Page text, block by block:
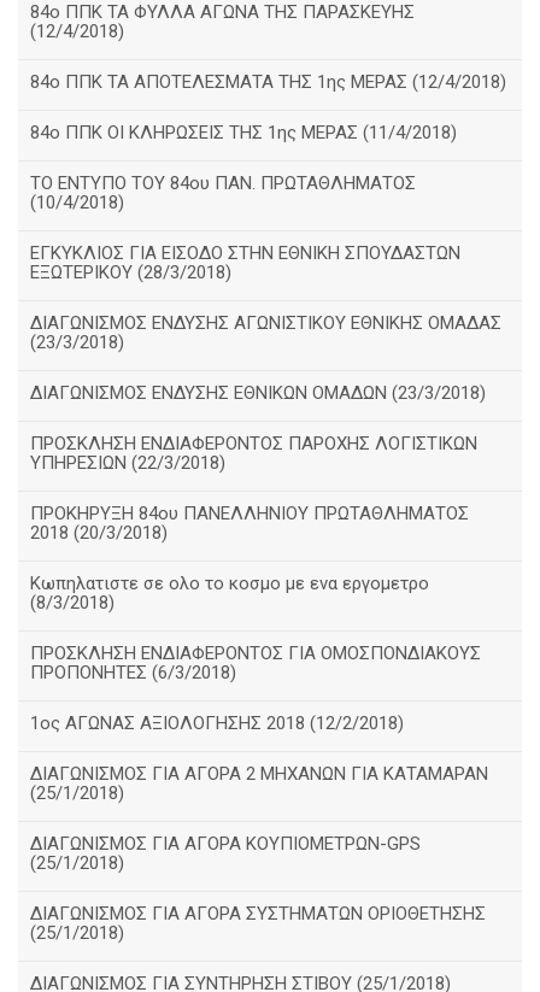
84ο ΠΠΚ ΤΑ ΦΥΛΛΑ ΑΓΩΝΑ ΤΗΣ ΠΑΡΑΣΚΕΥΗΣ
(12/4/2018)
84ο ΠΠΚ ΤΑ ΑΠΟΤΕΛΕΣΜΑΤΑ ΤΗΣ 1ης ΜΕΡΑΣ (12/4/2018)
84ο ΠΠΚ ΟΙ ΚΛΗΡΩΣΕΙΣ ΤΗΣ 1ης ΜΕΡΑΣ (11/4/2018)
ΤΟ ΕΝΤΥΠΟ ΤΟΥ 84ου ΠΑΝ. ΠΡΩΤΑΘΛΗΜΑΤΟΣ
(10/4/2018)
ΕΓΚΥΚΛΙΟΣ ΓΙΑ ΕΙΣΟΔΟ ΣΤΗΝ ΕΘΝΙΚΗ ΣΠΟΥΔΑΣΤΩΝ
ΕΞΩΤΕΡΙΚΟΥ (28/3/2018)
ΔΙΑΓΩΝΙΣΜΟΣ ΕΝΔΥΣΗΣ ΑΓΩΝΙΣΤΙΚΟΥ ΕΘΝΙΚΗΣ ΟΜΑΔΑΣ
(23/3/2018)
ΔΙΑΓΩΝΙΣΜΟΣ ΕΝΔΥΣΗΣ ΕΘΝΙΚΩΝ ΟΜΑΔΩΝ (23/3/2018)
ΠΡΟΣΚΛΗΣΗ ΕΝΔΙΑΦΕΡΟΝΤΟΣ ΠΑΡΟΧΗΣ ΛΟΓΙΣΤΙΚΩΝ
ΥΠΗΡΕΣΙΩΝ (22/3/2018)
ΠΡΟΚΗΡΥΞΗ 84ου ΠΑΝΕΛΛΗΝΙΟΥ ΠΡΩΤΑΘΛΗΜΑΤΟΣ
2018 (20/3/2018)
Κωπηλατιστε σε ολο το κοσμο με ενα εργομετρο
(8/3/2018)
ΠΡΟΣΚΛΗΣΗ ΕΝΔΙΑΦΕΡΟΝΤΟΣ ΓΙΑ ΟΜΟΣΠΟΝΔΙΑΚΟΥΣ
ΠΡΟΠΟΝΗΤΕΣ (6/3/2018)
1ος ΑΓΩΝΑΣ ΑΞΙΟΛΟΓΗΣΗΣ 2018 (12/2/2018)
ΔΙΑΓΩΝΙΣΜΟΣ ΓΙΑ ΑΓΟΡΑ 2 ΜΗΧΑΝΩΝ ΓΙΑ ΚΑΤΑΜΑΡΑΝ
(25/1/2018)
ΔΙΑΓΩΝΙΣΜΟΣ ΓΙΑ ΑΓΟΡΑ ΚΟΥΠΙΟΜΕΤΡΩΝ-GPS
(25/1/2018)
ΔΙΑΓΩΝΙΣΜΟΣ ΓΙΑ ΑΓΟΡΑ ΣΥΣΤΗΜΑΤΩΝ ΟΡΙΟΘΕΤΗΣΗΣ
(25/1/2018)
ΔΙΑΓΩΝΙΣΜΟΣ ΓΙΑ ΣΥΝΤΗΡΗΣΗ ΣΤΙΒΟΥ (25/1/2018)